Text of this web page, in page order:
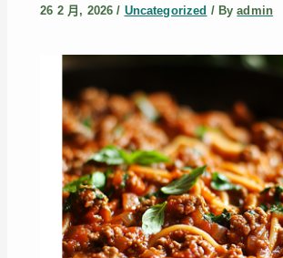
26 2 月, 2026/ Uncategorized / Byadmin